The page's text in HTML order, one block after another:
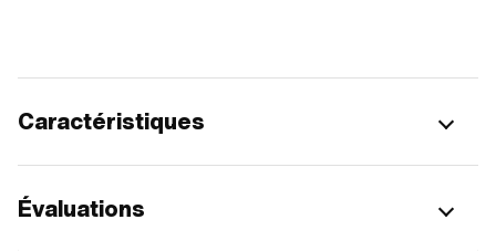
Caractéristiques
Évaluations